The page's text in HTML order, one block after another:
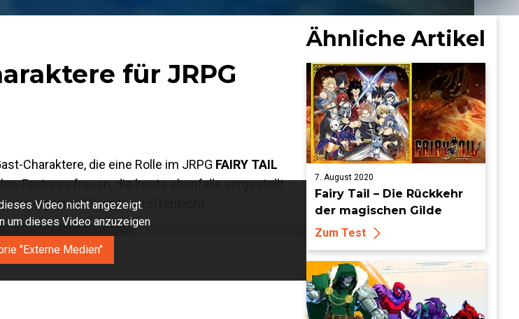
für JRPG
Charaktere, die eine Rolle im JRPG FAIRY TAIL
Features freuen, die heute ebenfalls vorgestellt
und digital auf Steam veröffentlicht.
Video nicht angezeigt.
um dieses Video anzuzeigen
"Externe Medien"
Ähnliche Artikel
7. August 2020
Fairy Tail – Die Rückkehr
der magischen Gilde
Zum Test